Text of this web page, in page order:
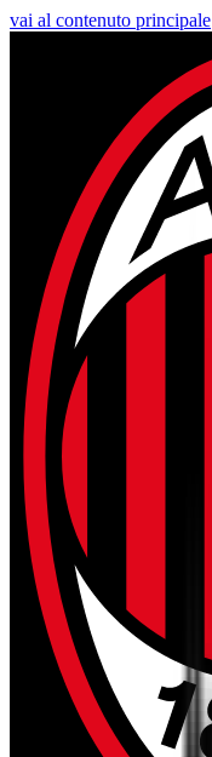
vai al contenuto principale